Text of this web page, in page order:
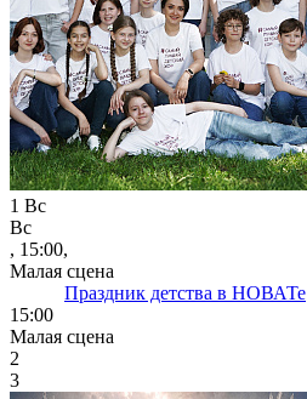
1 Вс
Вс
, 15:00,
Малая сцена
Праздник детства в НОВАТе
15:00
Малая сцена
2
3